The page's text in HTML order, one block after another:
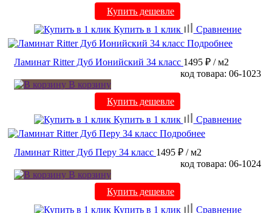
Купить дешевле
Купить в 1 клик
Сравнение
Подробнее
Ламинат Ritter Дуб Ионийский 34 класс 1495 ₽ / м2
код товара: 06-1023
В корзину
Купить дешевле
Купить в 1 клик
Сравнение
Подробнее
Ламинат Ritter Дуб Перу 34 класс 1495 ₽ / м2
код товара: 06-1024
В корзину
Купить дешевле
Купить в 1 клик
Сравнение